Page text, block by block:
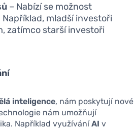
– Nabízí se možnost
mladší investoři
zatímco starší investoři
inteligence, nám poskytují nové
nám umožňují
Například využíváníAI v